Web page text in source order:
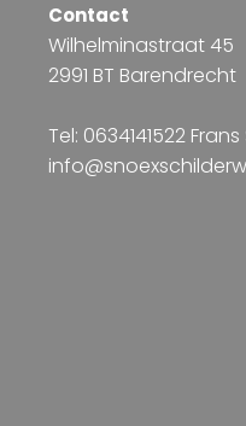
Contact
Wilhelminastraat 45
2991 BT Barendrecht
Tel: 0634141522